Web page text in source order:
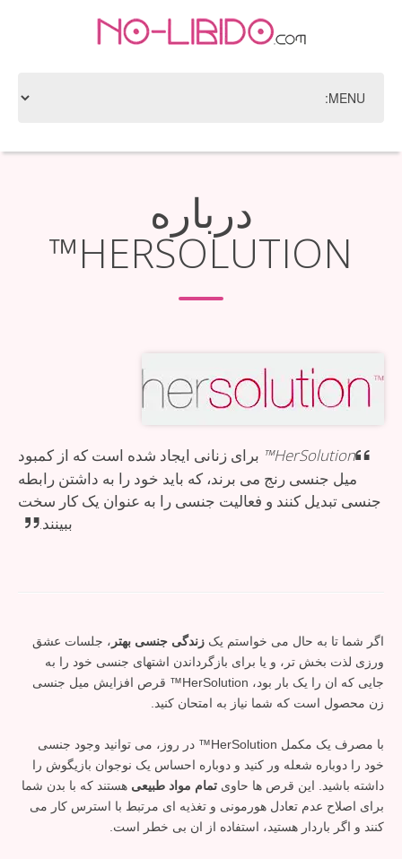
درباره
HERSOLUTION™
HerSolution™
برای زنانی ایجاد شده است که از کمبود
میل جنسی رنج می برند، که باید خود را به داشتن رابطه
جنسی تبدیل کنند و فعالیت جنسی را به عنوان یک کار سخت
ببینند.
اگر شما تا به حال می خواستم یک زندگی جنسی بهتر ، جلسات عشق
ورزی لذت بخش تر، و یا برای بازگرداندن اشتهای جنسی خود را به
جایی که ان را یک بار بود، HerSolution™ قرص افزایش میل جنسی
زن محصول است که شما نیاز به امتحان کنید.
با مصرف یک مکمل HerSolution™ در روز، می توانید وجود جنسی
خود را دوباره شعله ور کنید و دوباره احساس یک نوجوان بازیگوش را
داشته باشید. این قرص ها حاوی تمام مواد طبیعی هستند که با بدن شما
برای اصلاح عدم تعادل هورمونی و تغذیه ای مرتبط با استرس کار می
کنند و اگر باردار هستید، استفاده از ان بی خطر است.